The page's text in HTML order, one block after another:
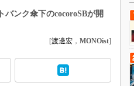
技術
リング
ンク傘下のcocoroSBが開
[渡邊宏 ， MONOist]